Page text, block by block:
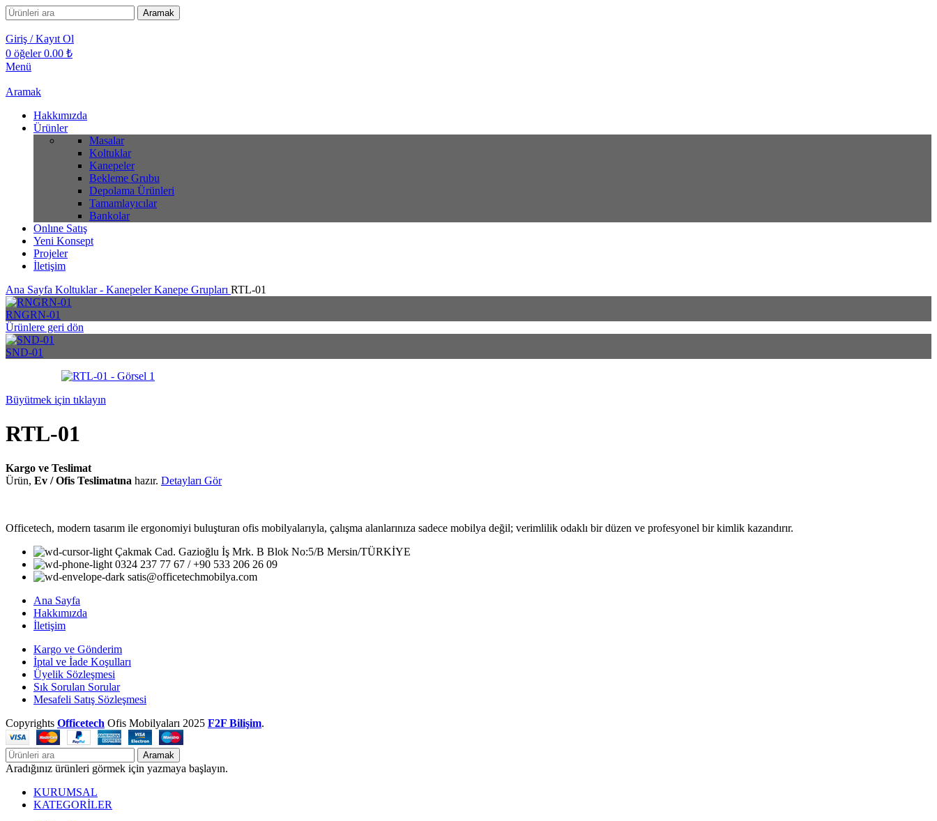
Aramak
Giriş / Kayıt Ol
0 öğeler 0.00 ₺
Menü
Aramak
Hakkımızda
Ürünler
Masalar
Koltuklar
Kanepeler
Bekleme Grubu
Depolama Ürünleri
Tamamlayıcılar
Bankolar
Onlıne Satış
Yeni Konsept
Projeler
İletişim
Ana Sayfa Koltuklar - KanepelerKanepe Grupları RTL-01
RNGRN-01
Ürünlere geri dön
SND-01
Büyütmek için tıklayın
RTL-01
Kargo ve Teslimat
Ürün, Ev / Ofis Teslimatına hazır. Detayları Gör
Officetech, modern tasarım ile ergonomiyi buluşturan ofis mobilyalarıyla, çalışma alanlarınıza sadece mobilya değil; verimlilik odaklı bir düzen ve profesyonel bir kimlik kazandırır.
Çakmak Cad. Gazioğlu İş Mrk. B Blok No:5/B Mersin/TÜRKİYE
0324 237 77 67 / +90 533 206 26 09
satis@officetechmobilya.com
Ana Sayfa
Hakkımızda
İletişim
Kargo ve Gönderim
İptal ve İade Koşulları
Üyelik Sözleşmesi
Sık Sorulan Sorular
Mesafeli Satış Sözleşmesi
Copyrights Officetech Ofis Mobilyaları 2025 F2F Bilişim.
Aramak
Aradığınız ürünleri görmek için yazmaya başlayın.
KURUMSAL
KATEGORİLER